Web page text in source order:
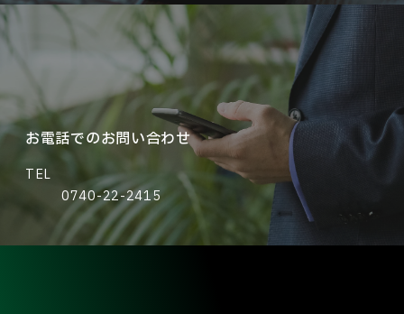
お電話でのお問い合わせ
TEL
0740-22-2415